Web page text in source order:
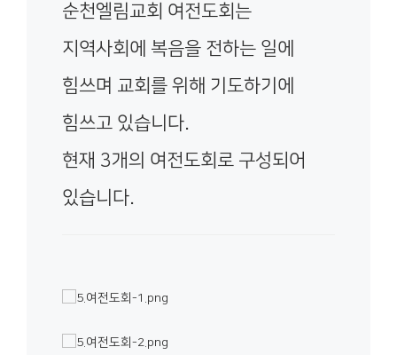
순천엘림교회 여전도회는
지역사회에 복음을 전하는 일에
힘쓰며 교회를 위해 기도하기에
힘쓰고 있습니다.
현재 3개의 여전도회로 구성되어
있습니다.